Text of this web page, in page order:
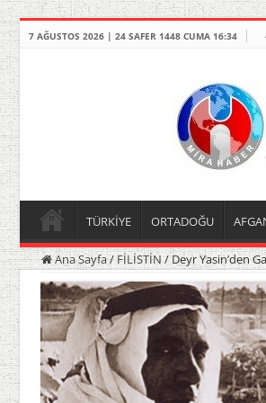
7 AĞUSTOS 2026 | 24 SAFER 1448 CUMA 16:34
TÜRKİYE ORTADOĞU
Ana Sayfa/FİLİSTİN/ Deyr Yasin’den